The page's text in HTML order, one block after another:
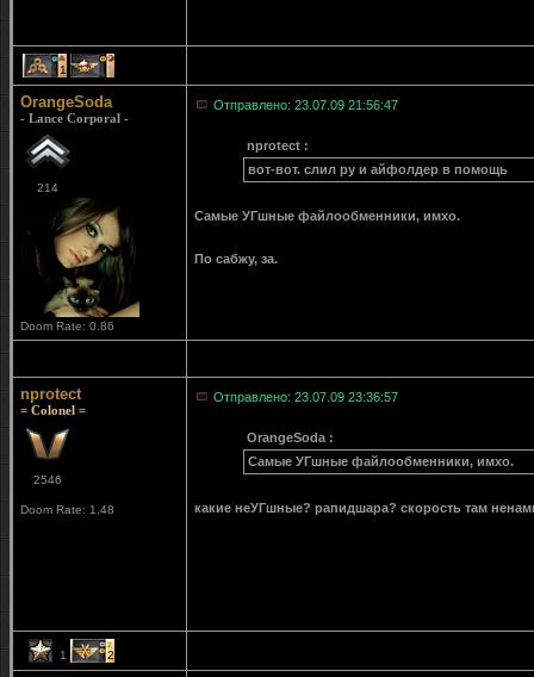
1 1
OrangeSoda
- Lance Corporal -
214
Doom Rate: 0.86
Отправлено: 23.07.09 21:56:47
nprotect :
вот-вот. слил ру и айфолдер в помощь
Самые УГшные файлообменники, имхо.
По сабжу, за.
nprotect
= Colonel =
2546
Doom Rate: 1.48
Отправлено: 23.07.09 23:36:57
OrangeSoda :
Самые УГшные файлообменники, имхо.
какие неУГшные? рапидшара? скорость там
1 2